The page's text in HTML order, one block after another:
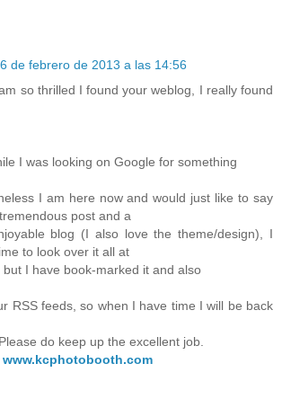
de febrero de 2013 a las 14:56
so thrilled I found your weblog, I really found
I was looking on Google for something
I am here now and would just like to say
post and a
blog (I also love the theme/design), I
to look over it all at
I have book-marked it and also
RSS feeds, so when I have time I will be back
do keep up the excellent job.
www.kcphotobooth.com